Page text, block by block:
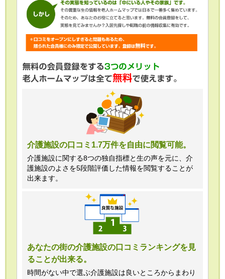
介護施設の口コミ1.7万件を自由に閲覧可能。
介護施設に関する8つの独自指標と生の声を元に、介
護施設のよさを5段階評価した情報を閲覧することが
出来ます。
あなたの街の介護施設の口コミランキングを見
ることが出来る。
時間がない中で選ぶ介護施設は良いところからまわり